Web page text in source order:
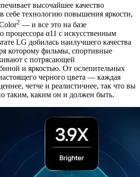
высочайшее качество
себе технологию повышения яркости,
2 — и все это на базе
процессора α11 с искусственным
LG добилась наилучшего качества
которому фильмы, спортивные
с потрясающей
и яркостью. От ослепительных
черного цвета — каждая
четче и реалистичнее, так что вы
таким, каким он и должен быть.